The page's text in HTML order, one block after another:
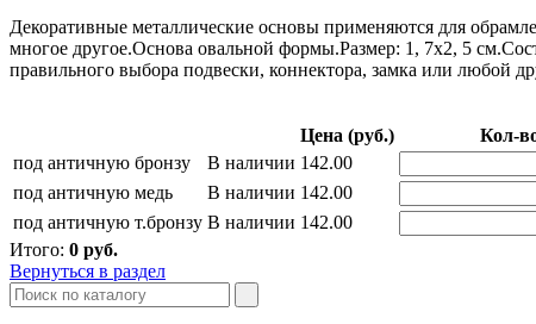
Декоративные металлические основы применяются для
многое другое.Основа овальной формы.Размер: 1, 7x2, 5
правильного выбора подвески, коннектора, замка или любой
Цена (руб.) Кол-
под античную бронзу
В наличии 142.00
под античную медь
В наличии 142.00
под античную т.бронзу В наличии 142.00
Итого: 0 руб.
Вернуться в раздел